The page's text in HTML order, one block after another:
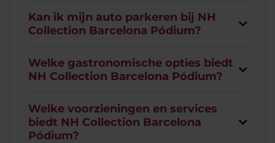
Kan ik mijn auto parkeren bij NH
Collection Barcelona Pódium?
Welke gastronomische opties biedt
NH Collection Barcelona Pódium?
Welke voorzieningen en services
biedt NH Collection Barcelona
Pódium?